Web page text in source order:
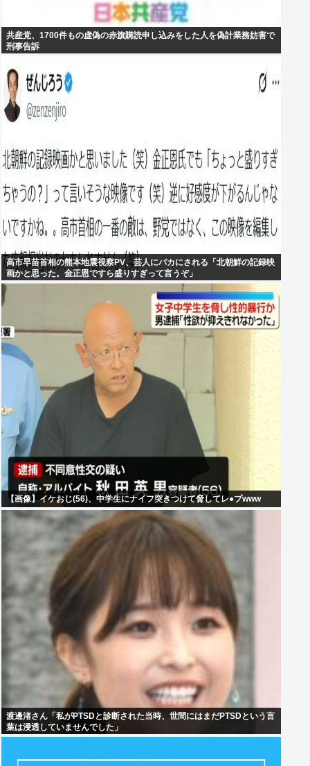
共産党、1700件もの虚偽の赤旗購読申し込みをした人を偽計業務妨害で
刑事告訴
高市早苗首相の熊本地震視察PV、芸人にバカにされる「北朝鮮の記録映
画かと思った。金正恩ですら盛りすぎって言うぞ」
【画像】イケおじ(56)、中学生にナイフ突きつけて脅してレ●プwww
渡邊渚さん「私がPTSDと診断された当時、世間にはまだPTSDという言
葉は浸透していませんでした」